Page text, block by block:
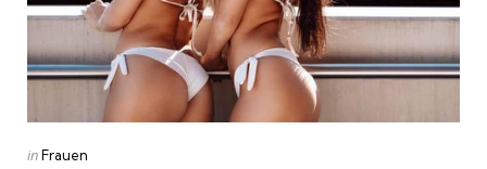
Categories
Posted
inFrauen